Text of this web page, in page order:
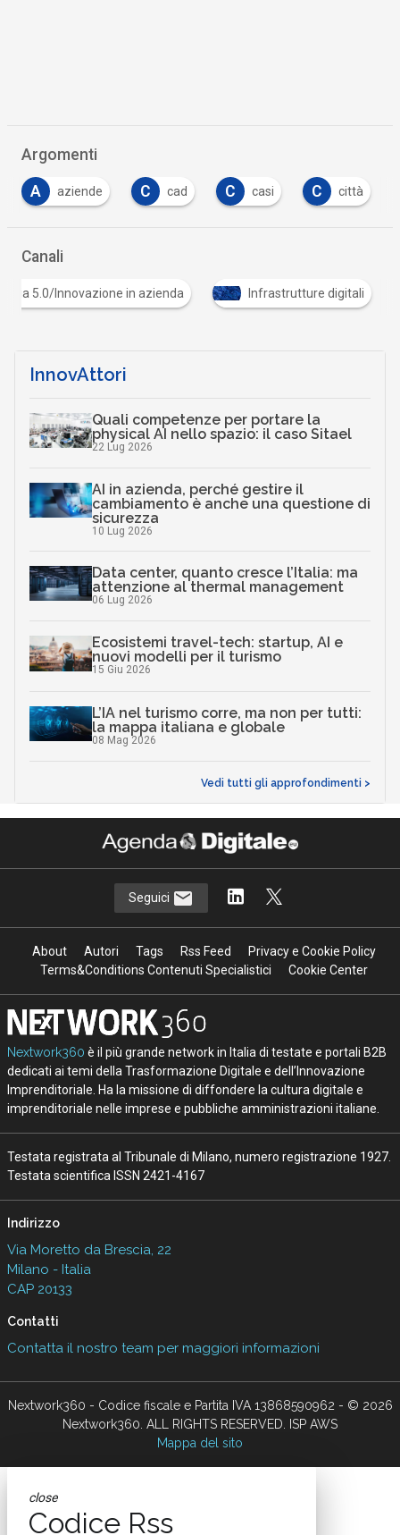
Argomenti
C cad casi città connettività
Canali
Industria 5.0/Innovazione in azienda
InnovAttori
Quali competenze per portare la
physical AI nello spazio: il caso Sitael
22 Lug 2026
AI in azienda, perché gestire il
cambiamento è anche una questione di
sicurezza
10 Lug 2026
Data center, quanto cresce l’Italia: ma
attenzione al thermal management
06 Lug 2026
Ecosistemi travel-tech: startup, AI e
nuovi modelli per il turismo
15 Giu 2026
L’IA nel turismo corre, ma non per tutti:
la mappa italiana e globale
08 Mag 2026
Vedi tutti gli approfondimenti >
Seguici
About Autori Tags Rss Feed
Privacy e Cookie Policy
Terms&Conditions Contenuti Specialistici
Cookie Center
Nextwork360 è il più grande network in Italia di testate e portali B2B
dedicati ai temi della Trasformazione Digitale e dell’Innovazione
Imprenditoriale. Ha la missione di diffondere la cultura digitale e
imprenditoriale nelle imprese e pubbliche amministrazioni italiane.
Testata registrata al Tribunale di Milano, numero registrazione 1927.
Testata scientifica ISSN 2421-4167
Indirizzo
Via Moretto da Brescia, 22
Milano - Italia
CAP 20133
Contatti
Contatta il nostro team per maggiori informazioni
Nextwork360 - Codice fiscale e Partita IVA 13868590962 - © 2026
Nextwork360. ALL RIGHTS RESERVED. ISP AWS
Mappa del sito
close
Codice Rss